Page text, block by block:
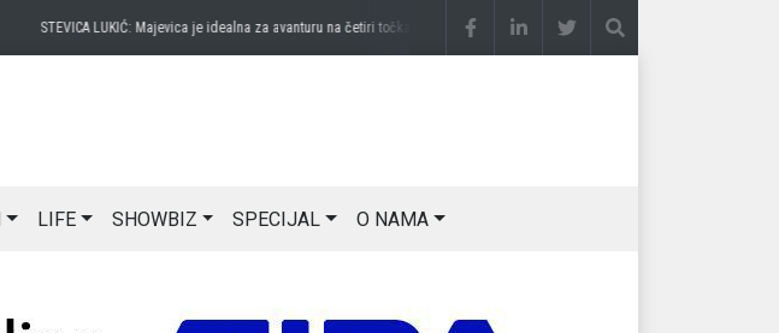
STEVICA LUKIĆ: Majevica je idealna za avanturu na četiri točkaprije 3 sedmice DRAGAN OSTOJIĆ: Moj karakter je
LIFE SHOWBIZ SPECIJAL O NAMA